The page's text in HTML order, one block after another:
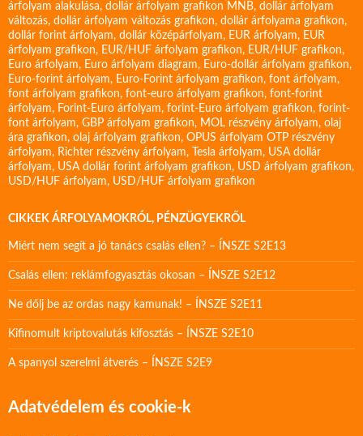
árfolyam alakulása, dollár árfolyam grafikon MNB, dollár árfolyam
változás, dollár árfolyam változás grafikon, dollár árfolyama grafikon,
dollár forint árfolyam, dollár középárfolyam, EUR árfolyam, EUR
árfolyam grafikon, EUR/HUF árfolyam grafikon, EUR/HUF grafikon,
Euro árfolyam, Euro árfolyam diagram, Euro-dollár árfolyam grafikon,
Euro-forint árfolyam, Euro-Forint árfolyam grafikon, font árfolyam,
font árfolyam grafikon, font-euro árfolyam grafikon, font-forint
árfolyam, Forint-Euro árfolyam, forint-Euro árfolyam grafikon, forint-
font árfolyam, GBP árfolyam grafikon, MOL részvény árfolyam, olaj
ára grafikon, olaj árfolyam grafikon, OPUS árfolyam OTP részvény
árfolyam, Richter részvény árfolyam, Tesla árfolyam, USA dollár
árfolyam, USA dollár forint árfolyam grafikon, USD árfolyam grafikon,
USD/HUF árfolyam, USD/HUF árfolyam grafikon
CIKKEK ÁRFOLYAMOKRÓL, PÉNZÜGYEKRŐL
Miért nem segít a jó tanács csalás ellen? – ÍNSZE S2E13
Csalás ellen: reklámfogyasztás okosan – ÍNSZE S2E12
Ne dőlj be az ordas nagy kamunak! – ÍNSZE S2E11
Kifinomult kriptovalutás kifosztás – ÍNSZE S2E10
A spanyol szerelmi átverés – ÍNSZE S2E9
Adatvédelem és cookie-k